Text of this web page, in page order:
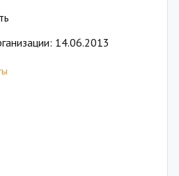
14.06.2013